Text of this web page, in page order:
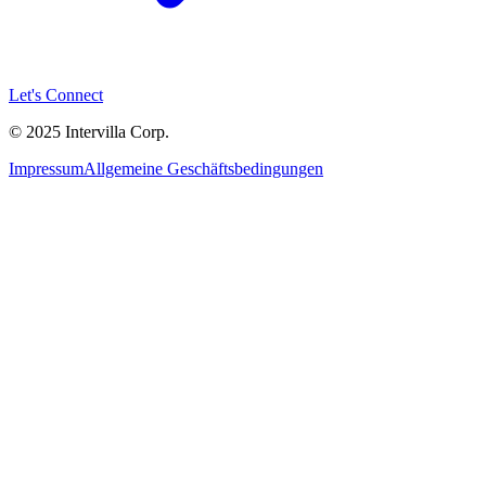
Let's Connect
© 2025 Intervilla Corp.
ImpressumAllgemeine Geschäftsbedingungen